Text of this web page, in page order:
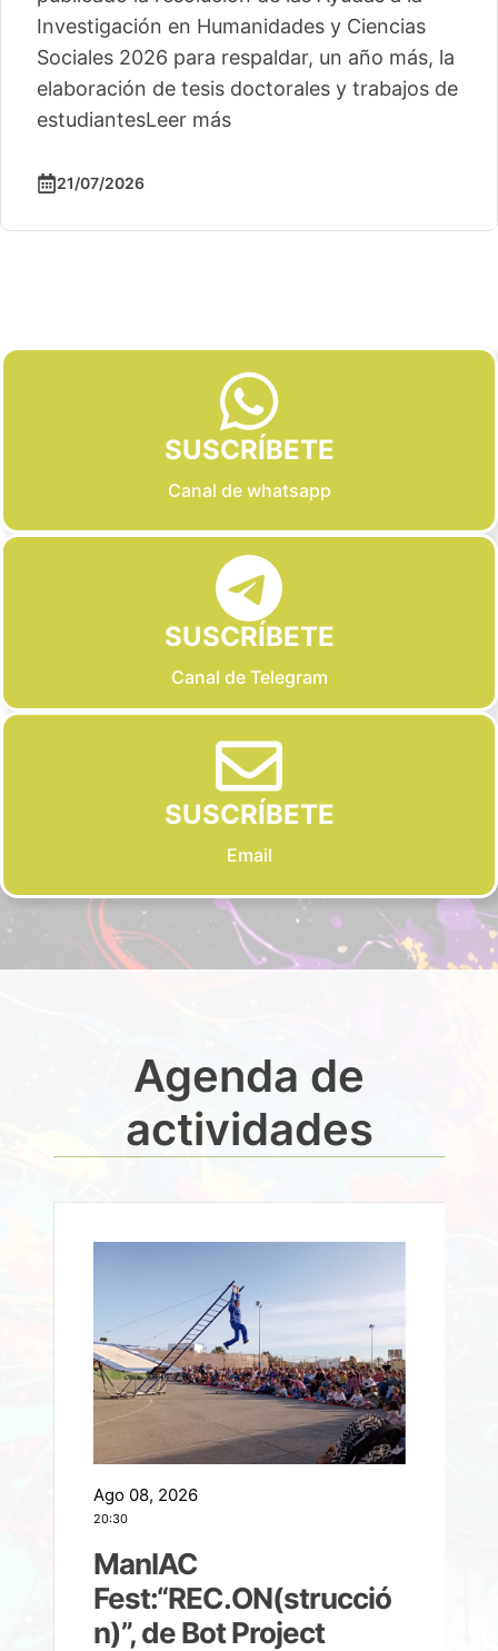
Investigación en Humanidades y Ciencias
Sociales 2026 para respaldar, un año más, la
elaboración de tesis doctorales y trabajos de
estudiantesLeer más
21/07/2026
SUSCRÍBETE
Canal de whatsapp
SUSCRÍBETE
Canal de Telegram
SUSCRÍBETE
Email
Agenda de
actividades
Ago 08, 2026
20:30
ManIAC
Fest:“REC.ON(strucció
n)”, de Bot Project